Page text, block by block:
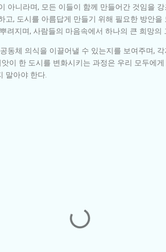
아니라며, 모든 이들이 함께 만들어간 것임을
, 도시를 아름답게 만들기 위해 필요한 방안
려지며, 사람들의 마음속에서 하나의 큰 희망의
동체 의식을 이끌어낼 수 있는지를 보여주며,
이 한 도시를 변화시키는 과정은 우리 모두에
말아야 한다.